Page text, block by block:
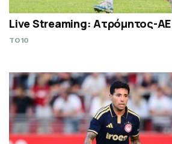
Live Streaming: Ατρόμητος-
TO10